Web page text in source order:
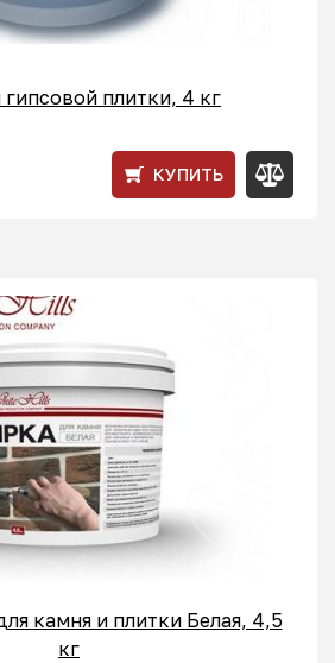
гипсовой плитки, 4 кг
КУПИТЬ
камня и плитки Белая, 4,5
кг